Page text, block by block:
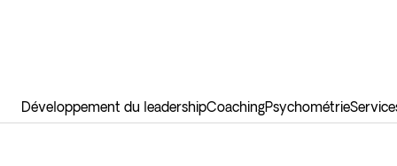
Développement du leadershipCoachingPsychométrie